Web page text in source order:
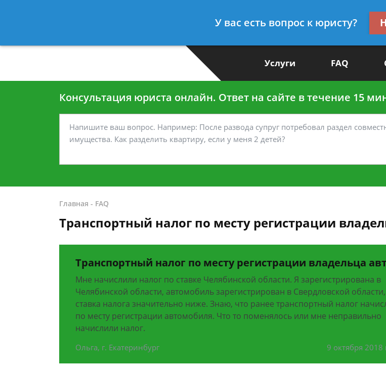
7 812-467-35-90
Услуги FAQ
Консультация юриста онлайн. Ответ на сайте в течение 15
Главная - FAQ
Транспортный налог по месту регистрации
Транспортный налог по месту регистрации владельца
Мне начислили налог по ставке Челябинской области. Я зарегистрирована в
Челябинской области, автомобиль зарегистрирован в Свердловской области,
ставка налога значительно ниже. Знаю, что ранее транспортный налог
по месту регистрации автомобиля. Что то поменялось или мне неправильно
начислили налог.
Ольга, г. Екатеринбург 9 октября 2018
У вас есть вопрос к юристу?